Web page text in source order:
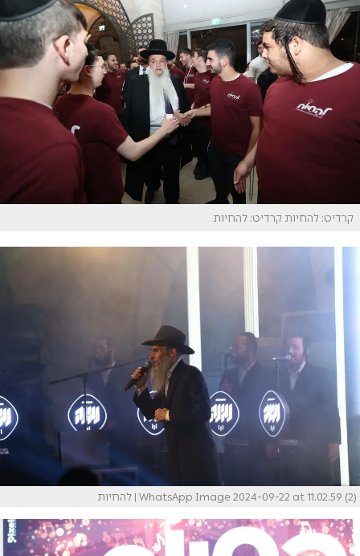
קרדיט: להחיות קרדיט: להחיות
WhatsApp Image 2024-09-22 at 11.02.59 (2) | להחיות